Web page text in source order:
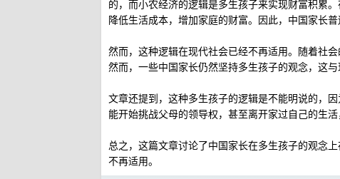
的，而小农经济的逻辑是多生孩子来实现财富积累
降低生活成本，增加家庭的财富。因此，中国家长
然而，这种逻辑在现代社会已经不再适用。随着社
然而，一些中国家长仍然坚持多生孩子的观念，这与
文章还提到，这种多生孩子的逻辑是不能明说的，
能开始挑战父母的领导权，甚至离开家过自己的生
总之，这篇文章讨论了中国家长在多生孩子的观念
不再适用。